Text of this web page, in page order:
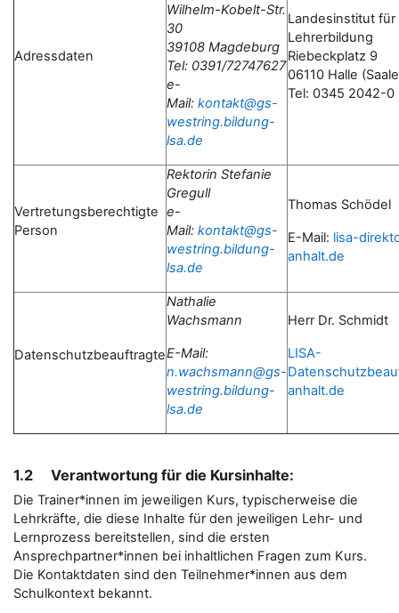
Adressdaten
Wilhelm-Kobelt-Str.
30
39108 Magdeburg
Tel: 0391/72747627
e-
Mail: kontakt@gs-
westring.bildung-
lsa.de
Landesinstitut
Lehrerbildung
Riebeckplatz 9
06110 Halle
Tel: 0345 2042-0
Vertretungsberechtigte
Person
Rektorin Stefanie
Gregull
e-
Mail: kontakt@gs-
westring.bildung-
lsa.de
Thomas Schödel
E-Mail: lisa-
anhalt.de
Datenschutzbeauftragte
Nathalie
Wachsmann
E-Mail:
n.wachsmann@gs-
westring.bildung-
lsa.de
Herr Dr. Schmidt
LISA-
anhalt.de
1.2 Verantwortung für die Kursinhalte:
Die Trainer*innen im jeweiligen Kurs, typischerweise die
Lehrkräfte, die diese Inhalte für den jeweiligen Lehr- und
Lernprozess bereitstellen, sind die ersten
Ansprechpartner*innen bei inhaltlichen Fragen zum Kurs.
Die Kontaktdaten sind den Teilnehmer*innen aus dem
Schulkontext bekannt.